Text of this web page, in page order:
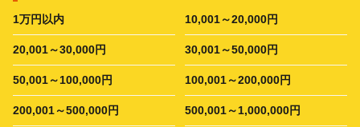
1万円以内 10,001～20,000円
20,001～30,000円 30,001～50,000円
50,001～100,000円 100,001～200,000円
200,001～500,000円 500,001～1,000,000円